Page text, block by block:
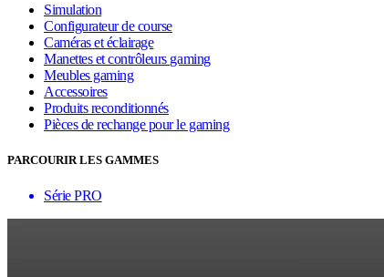
Simulation
Configurateur de course
Caméras et éclairage
Manettes et contrôleurs gaming
Meubles gaming
Accessoires
Produits reconditionnés
Pièces de rechange pour le gaming
PARCOURIR LES GAMMES
Série PRO